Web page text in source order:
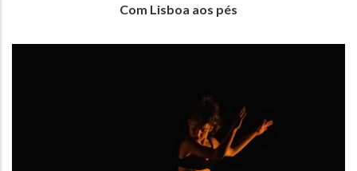
Com Lisboa aos pés